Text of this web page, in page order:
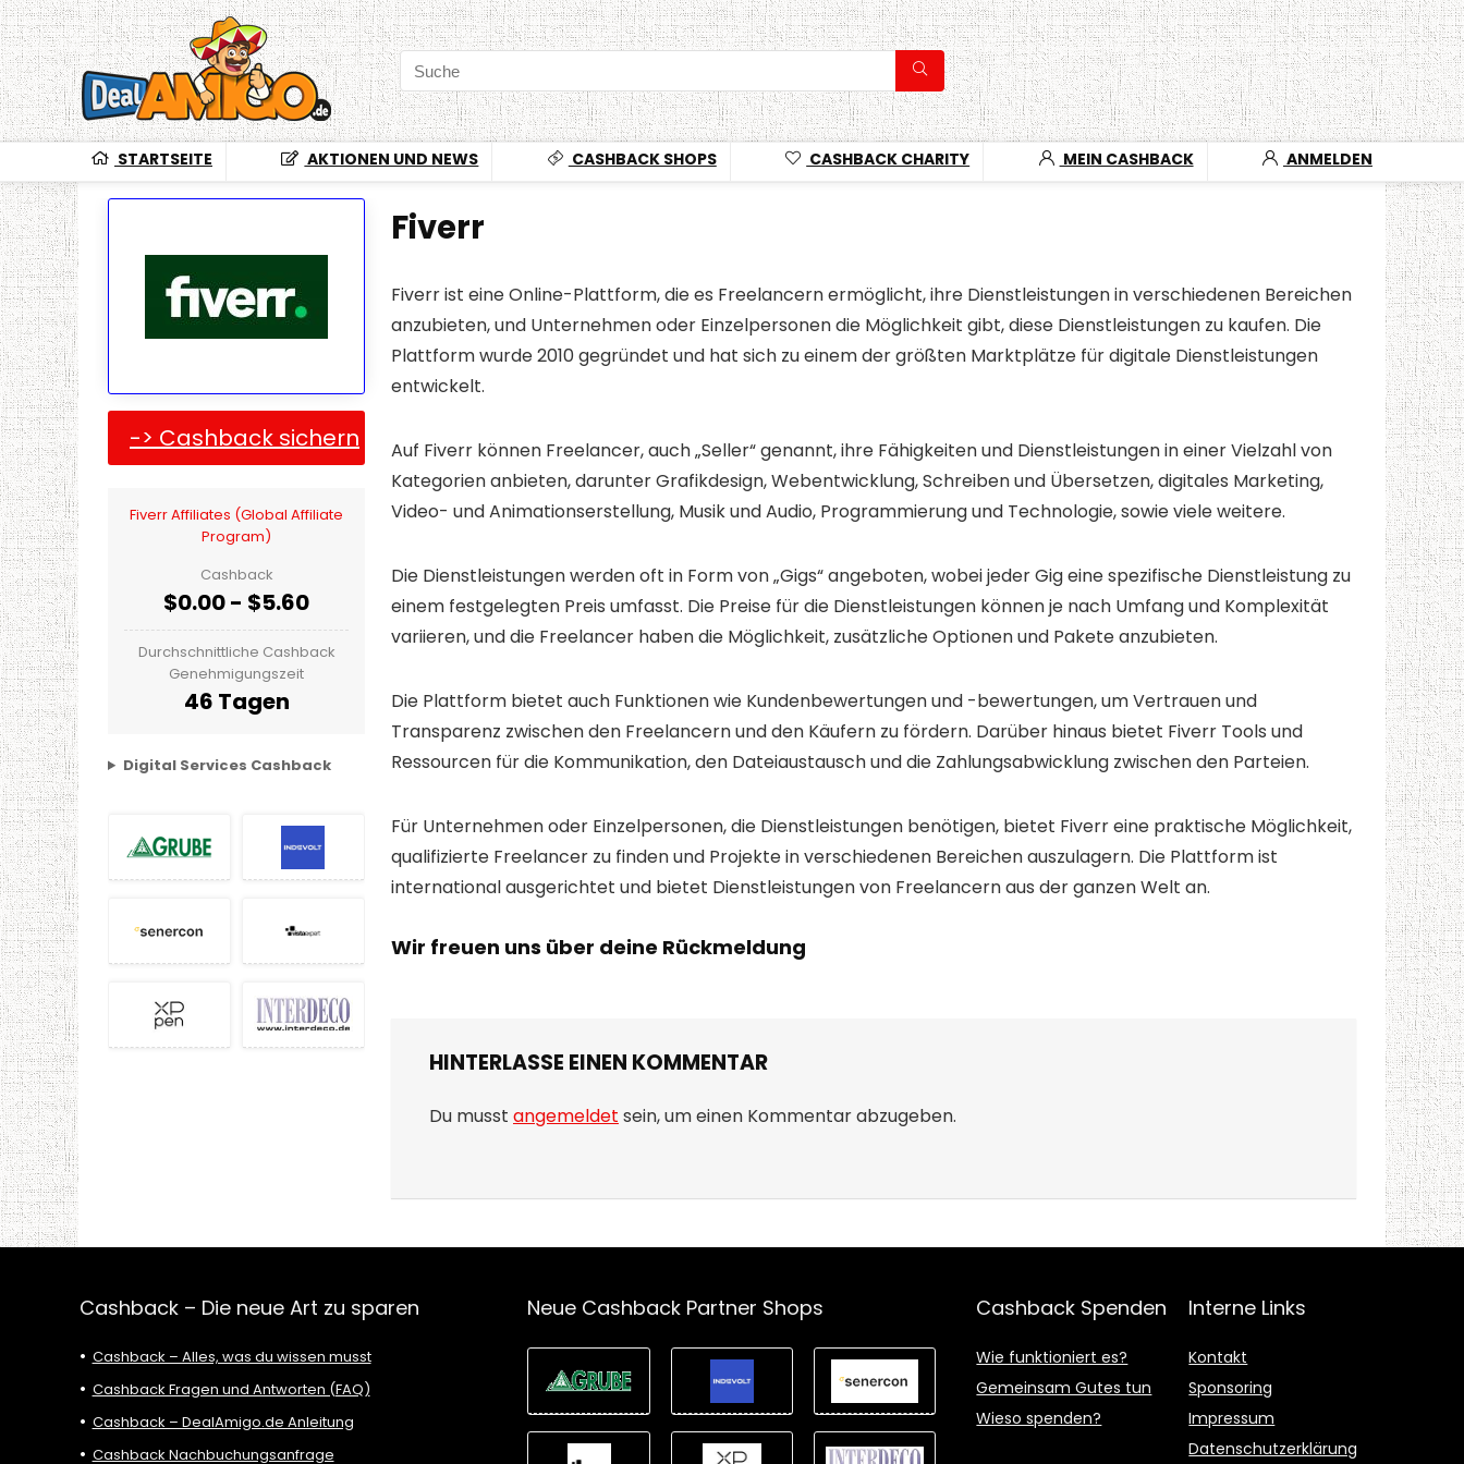
STARTSEITE AKTIONEN UND NEWS CASHBACK SHOPS CASHBACK CHARITY MEIN CASHBACK ANMELDEN
-> Cashback sichern
Fiverr Affiliates (Global Affiliate
Program)
Cashback
$0.00 - $5.60
Durchschnittliche Cashback
Genehmigungszeit
46 Tagen
Digital Services Cashback
Fiverr
Fiverr ist eine Online-Plattform, die es Freelancern ermöglicht, ihre Dienstleistungen in verschiedenen Bereichen
anzubieten, und Unternehmen oder Einzelpersonen die Möglichkeit gibt, diese Dienstleistungen zu kaufen. Die
Plattform wurde 2010 gegründet und hat sich zu einem der größten Marktplätze für digitale Dienstleistungen
entwickelt.
Auf Fiverr können Freelancer, auch „Seller“ genannt, ihre Fähigkeiten und Dienstleistungen in einer Vielzahl von
Kategorien anbieten, darunter Grafikdesign, Webentwicklung, Schreiben und Übersetzen, digitales Marketing,
Video- und Animationserstellung, Musik und Audio, Programmierung und Technologie, sowie viele weitere.
Die Dienstleistungen werden oft in Form von „Gigs“ angeboten, wobei jeder Gig eine spezifische Dienstleistung zu
einem festgelegten Preis umfasst. Die Preise für die Dienstleistungen können je nach Umfang und Komplexität
variieren, und die Freelancer haben die Möglichkeit, zusätzliche Optionen und Pakete anzubieten.
Die Plattform bietet auch Funktionen wie Kundenbewertungen und -bewertungen, um Vertrauen und
Transparenz zwischen den Freelancern und den Käufern zu fördern. Darüber hinaus bietet Fiverr Tools und
Ressourcen für die Kommunikation, den Dateiaustausch und die Zahlungsabwicklung zwischen den Parteien.
Für Unternehmen oder Einzelpersonen, die Dienstleistungen benötigen, bietet Fiverr eine praktische Möglichkeit,
qualifizierte Freelancer zu finden und Projekte in verschiedenen Bereichen auszulagern. Die Plattform ist
international ausgerichtet und bietet Dienstleistungen von Freelancern aus der ganzen Welt an.
Wir freuen uns über deine Rückmeldung
HINTERLASSE EINEN KOMMENTAR
Du musst angemeldet sein, um einen Kommentar abzugeben.
Cashback – Die neue Art zu sparen
Cashback – Alles, was du wissen musst
Cashback Fragen und Antworten (FAQ)
Cashback – DealAmigo.de Anleitung
Cashback Nachbuchungsanfrage
Neue Cashback Partner Shops Cashback Spenden
Wie funktioniert es?
Gemeinsam Gutes tun
Wieso spenden?
Interne Links
Kontakt
Sponsoring
Impressum
Datenschutzerklärung